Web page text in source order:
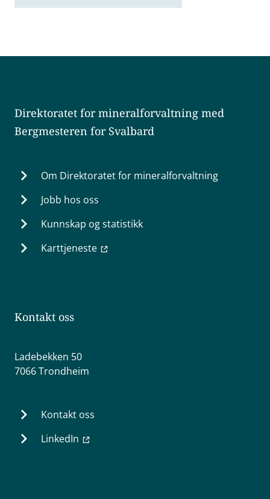
Direktoratet for mineralforvaltning med
Bergmesteren for Svalbard
Om Direktoratet for mineralforvaltning
Jobb hos oss
Kunnskap og statistikk
Karttjeneste
Kontakt oss
Ladebekken 50
7066 Trondheim
Kontakt oss
LinkedIn